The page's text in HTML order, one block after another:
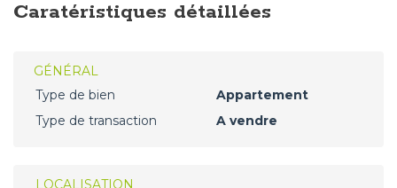
Caratéristiques détaillées
GÉNÉRAL
Type de bien
Appartement
Type de transaction
A vendre
LOCALISATION